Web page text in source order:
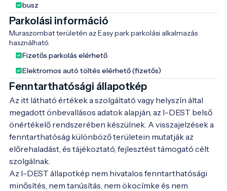
busz
Parkolási információ
Muraszombat területén az Easy park parkolási alkalmazás
használható.
Fizetős parkolás elérhető
Elektromos autó töltés elérhető (fizetős)
Fenntarthatósági állapotkép
Az itt látható értékek a szolgáltató vagy helyszín által
megadott önbevallásos adatok alapján, az I-DEST belső
önértékelő rendszerében készülnek. A visszajelzések a
fenntarthatóság különböző területein mutatják az
előrehaladást, és tájékoztató, fejlesztést támogató célt
szolgálnak.
Az I-DEST állapotkép nem hivatalos fenntarthatósági
minősítés, nem tanúsítás, nem ökocímke és nem